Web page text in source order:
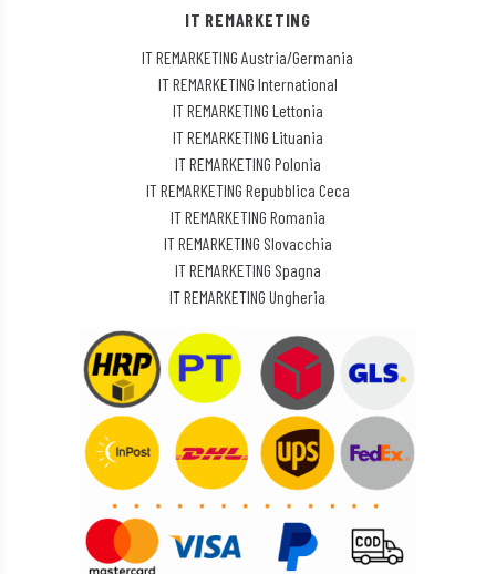
IT REMARKETING
IT REMARKETING Austria/Germania
IT REMARKETING International
IT REMARKETING Lettonia
IT REMARKETING Lituania
IT REMARKETING Polonia
IT REMARKETING Repubblica Ceca
IT REMARKETING Romania
IT REMARKETING Slovacchia
IT REMARKETING Spagna
IT REMARKETING Ungheria